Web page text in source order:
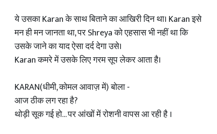
ये उसका Karan के साथ बिताने का आखिरी दिन था। Karan इसे
मन ही मन जानता था, पर Shreya को एहसास भी नहीं था कि
उसके जाने का याद ऐसा दर्द देगा उसे।
Karan कमरे में उसके लिए गरम सूप लेकर आता है।
KARAN(धीमी, कोमल आवाज़ में) बोला -
आज ठीक लग रहा है?
थोड़ी सूक गई हो… पर आंखों में रोशनी वापस आ रही है ।